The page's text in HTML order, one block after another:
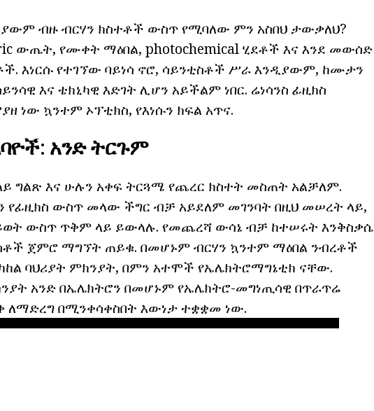
ብዙ ብርሃን ክስተቶች ውስጥ የሚባለው ምን አስበህ ታውቃለህ?
ውጤት, የሙቀት ማዕበል, photochemical ሂደቶች እና እንደ መውሰድ
እነርሱ የተገኘው ባይነሳ ኖሮ, ሳይንቲስቶች ሥራ እንዲያውም, ከሙታን
እና ቴክኒካዊ እድገት ሊሆን አይችልም ነበር. ሬነሳንስ ፊዚክስ
ነው ኳንተም ኦፕቲክስ, የእነሱን ክፍል አጥና.
አንድ ትርጉም
ግልጽ እና ሁሉን አቀፍ ትርጓሜ የጨረር ክስተት መስጠት አልቻለም.
የፊዚክስ ውስጥ መላው ችግር ብቻ አይደለም መገንባት በዚህ መሠረት ላይ,
ውስጥ ጥቅም ላይ ይውላሉ. የመጨረሻ ውሳኔ ብቻ ከተሠሩት እንቅስቃሴ
ጀምሮ ማግኘት ጠይቁ. በመሆኑም ብርሃን ኳንተም ማዕበል ንብረቶች
ባህሪያት ምክንያት, በምን አተሞች የኤሌክትሮማግኔቲክ ናቸው.
አንድ በኤሌክትሮን በመሆኑም የኤሌክትሮ-መግነጢሳዊ በጥራጥሬ
በሚንቀሳቀስበት እውነታ ተቋቋመ ነው.